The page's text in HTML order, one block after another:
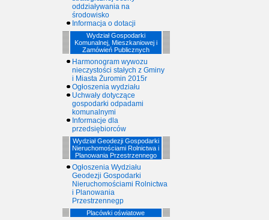
oddziaływania na
środowisko
Informacja o dotacji
Wydział Gospodarki
Komunalnej, Mieszkaniowej i
Zamówień Publicznych
Harmonogram wywozu
nieczystości stałych z Gminy
i Miasta Żuromin 2015r
Ogłoszenia wydziału
Uchwały dotyczące
gospodarki odpadami
komunalnymi
Informacje dla
przedsiębiorców
Wydział Geodezji Gospodarki
Nieruchomościami Rolnictwa i
Planowania Przestrzennego
Ogłoszenia Wydziału
Geodezji Gospodarki
Nieruchomościami Rolnictwa
i Planowania
Przestrzennegp
Placówki oświatowe